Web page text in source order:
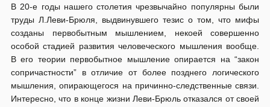
В 20-е годы нашего столетия чрезвычайно популярны были
труды Л.Леви-Брюля, выдвинувшего тезис о том, что мифы
созданы первобытным мышлением, некоей совершенно
особой стадией развития человеческого мышления вообще.
В его теории первобытное мышление опирается на “закон
сопричастности” в отличие от более позднего логического
мышления, опирающегося на причинно-следственные связи.
Интересно, что в конце жизни Леви-Брюль отказался от своей